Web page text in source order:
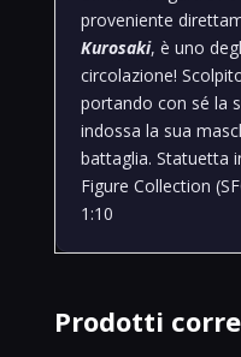
proveniente
Kurosaki, è uno
circolazione!
portando con sé la
indossa la sua
battaglia. Statuetta
Figure Collection
1:10
Prodotti